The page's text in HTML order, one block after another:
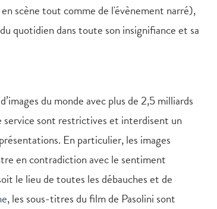
scène tout comme de l'évènement narré),
quotidien dans toute son insignifiance et sa
du monde avec plus de 2,5 milliards
service sont restrictives et interdisent un
En particulier, les images
en contradiction avec le sentiment
le lieu de toutes les débauches et de
, les sous-titres du film de Pasolini sont